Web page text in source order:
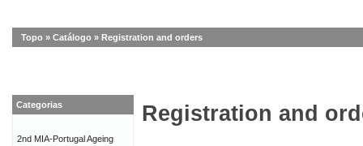
Topo » Catálogo » Registration and orders
Registration and
Categorias
2nd MIA-Portugal Ageing